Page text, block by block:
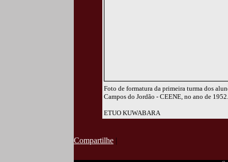
Foto de formatura da primeira turma dos
Campos do Jordão - CEENE, no ano de 1952.
ETUO KUWABARA
Compartilhe |